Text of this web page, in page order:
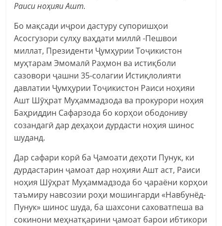
Раиси ноҳияи Ашт.
Бо мақсади иҷрои дастуру супоришҳои
Асосгузори сулҳу ваҳдати миллӣ -Пешвои
миллат, Президенти Ҷумҳурии Тоҷикистон
муҳтарам Эмомалӣ Раҳмон ва истиқболи
сазовори ҷашни 35-солагии Истиқлолияти
давлатии Ҷумҳурии Тоҷикистон Раиси ноҳияи
Ашт Шӯҳрат Муҳаммадзода ва прокурори ноҳия
Баҳриддин Сафарзода бо корҳои ободониву
созандагӣ дар деҳаҳои дурдасти ноҳия шинос
шуданд.
Дар сафари корӣ ба Ҷамоати деҳоти Пунук, ки
дурдастарин ҷамоат дар ноҳияи Ашт аст, Раиси
ноҳия Шӯҳрат Муҳаммадзода бо ҷараёни корҳои
таъмиру навсозии роҳи мошингарди «Навбунёд-
Пунук» шинос шуда, ба шахсони саховатпеша ва
сокинони меҳнатқарини ҷамоат барои ибтикори